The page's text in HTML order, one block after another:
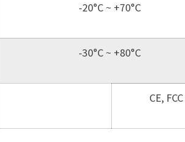
-20°C ~ +70°C
-30°C ~ +80°C
CE, FCC